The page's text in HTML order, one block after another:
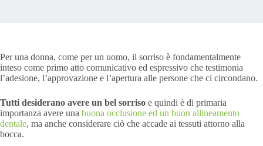
Per una donna, come per un uomo, il sorriso è fondamentalmente
inteso come primo atto comunicativo ed espressivo che testimonia
l’adesione, l’approvazione e l’apertura alle persone che ci circondano.
Tutti desiderano avere un bel sorriso e quindi è di primaria
importanza avere una buona occlusione ed un buon allineamento
dentale, ma anche considerare ciò che accade ai tessuti attorno alla
bocca.